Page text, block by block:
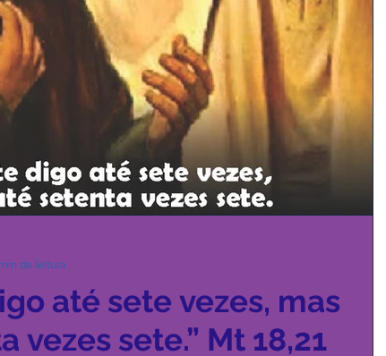
até sete vezes, mas
vezes sete.” Mt 18,21
de leitura